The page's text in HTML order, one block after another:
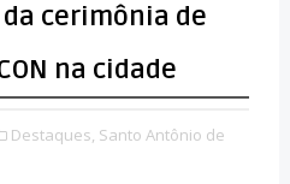
cerimônia de
na cidade
Destaques, Santo Antônio de